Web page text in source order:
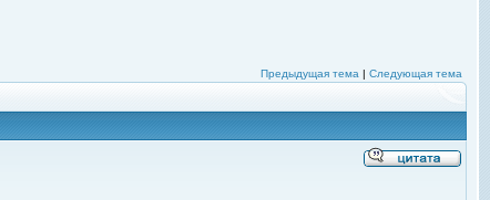
Предыдущая тема | Следующая тема